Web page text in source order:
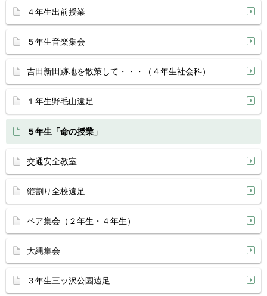
４年生出前授業
５年生音楽集会
吉田新田跡地を散策して・・・（４年生社会科）
１年生野毛山遠足
５年生「命の授業」
交通安全教室
縦割り全校遠足
ペア集会（２年生・４年生）
大縄集会
３年生三ッ沢公園遠足